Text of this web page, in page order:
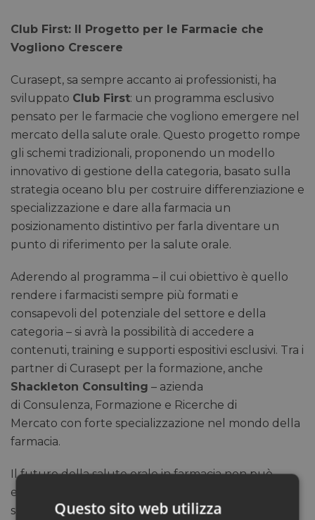
Club First: Il Progetto per le Farmacie che
Vogliono Crescere
Curasept, sa sempre accanto ai professionisti, ha
sviluppato Club First: un programma esclusivo
pensato per le farmacie che vogliono emergere nel
mercato della salute orale. Questo progetto rompe
gli schemi tradizionali, proponendo un modello
innovativo di gestione della categoria, basato sulla
strategia oceano blu per costruire differenziazione e
specializzazione e dare alla farmacia un
posizionamento distintivo per farla diventare un
punto di riferimento per la salute orale.
Aderendo al programma – il cui obiettivo è quello
rendere i farmacisti sempre più formati e
consapevoli del potenziale del settore e della
categoria – si avrà la possibilità di accedere a
contenuti, training e supporti espositivi esclusivi. Tra i
partner di Curasept per la formazione, anche
Shackleton Consulting – azienda
di Consulenza, Formazione e Ricerche di
Mercato con forte specializzazione nel mondo della
farmacia.
Il futuro della salute orale in farmacia non può
essere lasciato al caso. Le opportunità ci sono, ma
spetta alle farmacie coglierle, a partire dai numeri
Questo sito web utilizza